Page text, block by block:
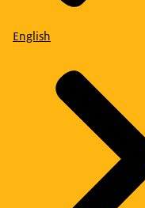
English